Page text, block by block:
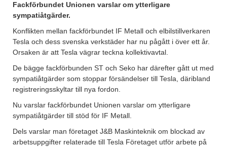
Fackförbundet Unionen varslar om ytterligare
sympatiåtgärder.
Konflikten mellan fackförbundet IF Metall och elbilstillverkaren
Tesla och dess svenska verkstäder har nu pågått i över ett år.
Orsaken är att Tesla vägrar teckna kollektivavtal.
De bägge fackförbunden ST och Seko har därefter gått ut med
sympatiåtgärder som stoppar försändelser till Tesla, däribland
registreringsskyltar till nya fordon.
Nu varslar fackförbundet Unionen varslar om ytterligare
sympatiåtgärder till stöd för IF Metall.
Dels varslar man företaget J&B Maskinteknik om blockad av
arbetsuppgifter relaterade till Tesla Företaget utför arbete på